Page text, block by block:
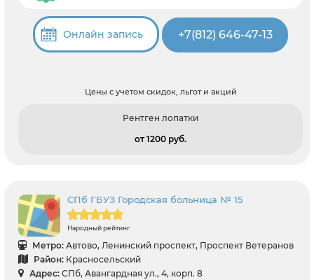
Онлайн запись +7(812) 646-47-13
Цены с учетом скидок, льгот и акций
Рентген лопатки
от 1200 pуб.
СПб ГБУЗ Городская больница № 15
Народный рейтинг
Метро: Автово, Ленинский проспект, Проспект Ветеранов
Район: Красносельский
Адрес: СПб, Авангардная ул., 4, корп. 8